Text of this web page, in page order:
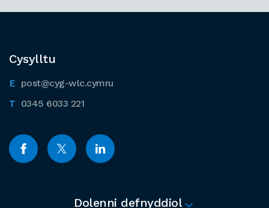
Cysylltu
post@cyg-wlc.cymru
0345 6033 221
Dolenni defnyddiol